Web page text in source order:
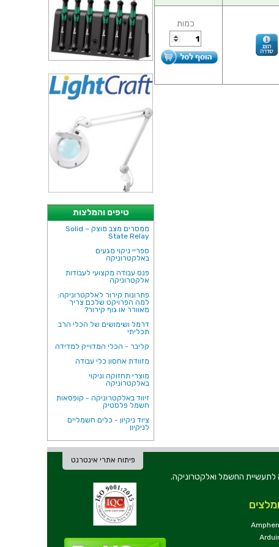
טיפים והמלצות
ממסרים מצב מוצק – Solid
State Relay
ספריי ניקוי מגעים
באלקטרוניקה
פנס עבודה מקצועי לעבודות
אלקטרוניקה
פתרונות קירור לאלקטרוניקה:
למה הפרויקט שלכם צריך
מאוורר או גוף קירור?
דרמל ושימושים של הכלי הרב
תכליתי
קליבר - הכלי המדוייק למדידה
מזוודת אחסון כלי עבודה
מוצרי תחזוקה וניקוי
באלקטרוניקה
זיווד באלקטרוניקה - קופסאות
חשמל פלסטיק
ציוד ניקיון - כלים חשמליים
לניקיון
כמות
פיתוח אתרי אינטרנט
וכלי עבודה לתעשיית החשמל ואלקטרוניקה.